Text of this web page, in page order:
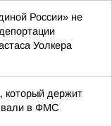
России» не
Уолкера
который держит
в ФМС